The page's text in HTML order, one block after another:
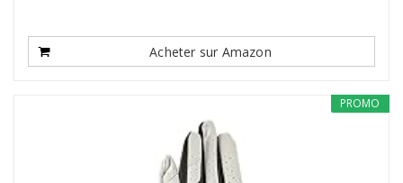
Acheter sur Amazon
PROMO